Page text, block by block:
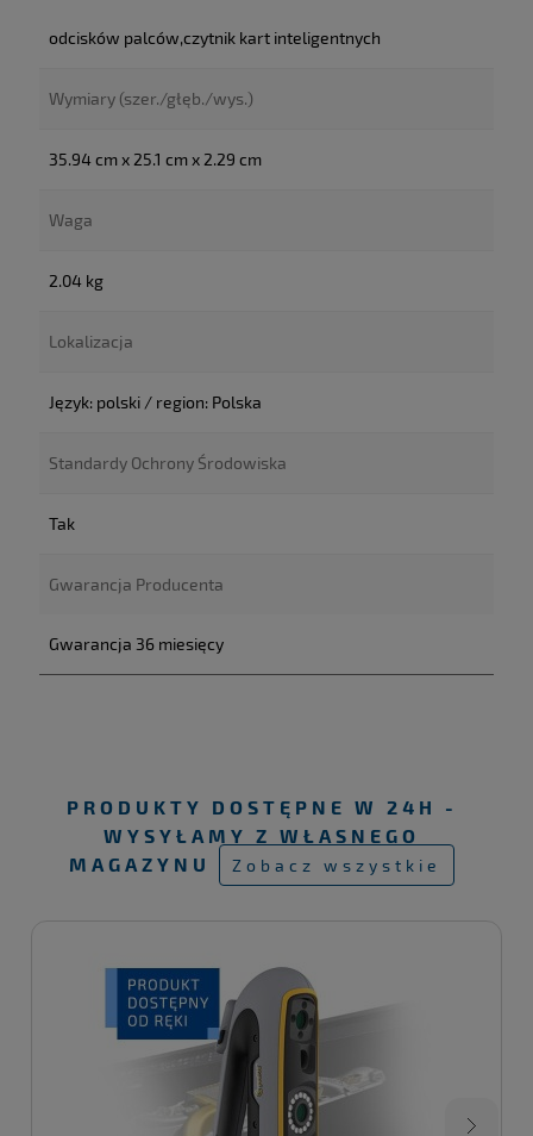
odcisków palców,czytnik kart inteligentnych
Wymiary (szer./głęb./wys.)
35.94 cm x 25.1 cm x 2.29 cm
Waga
2.04 kg
Lokalizacja
Język: polski / region: Polska
Standardy Ochrony Środowiska
Tak
Gwarancja Producenta
Gwarancja 36 miesięcy
PRODUKTY DOSTĘPNE W 24H -
WYSYŁAMY Z WŁASNEGO
MAGAZYNU
Zobacz wszystkie